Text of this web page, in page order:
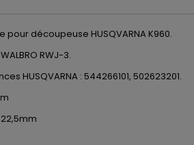
découpeuse HUSQVARNA K960.
RWJ-3.
HUSQVARNA : 544266101, 502623201.